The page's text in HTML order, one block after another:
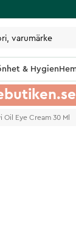
& Hygien
Oil Eye Cream 30 Ml